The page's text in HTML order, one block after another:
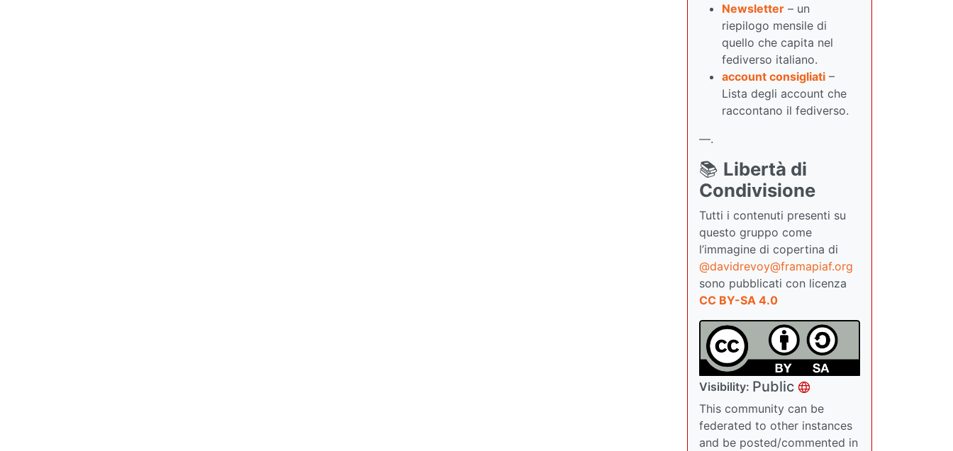
Newsletter – un
riepilogo mensile di
quello che capita nel
fediverso italiano.
account consigliati –
Lista degli account che
raccontano il fediverso.
—.
📚 Libertà di
Condivisione
Tutti i contenuti presenti su
questo gruppo come
l’immagine di copertina di
@davidrevoy@framapiaf.org
sono pubblicati con licenza
CC BY-SA 4.0
Visibility: Public
This community can be
federated to other instances
and be posted/commented in